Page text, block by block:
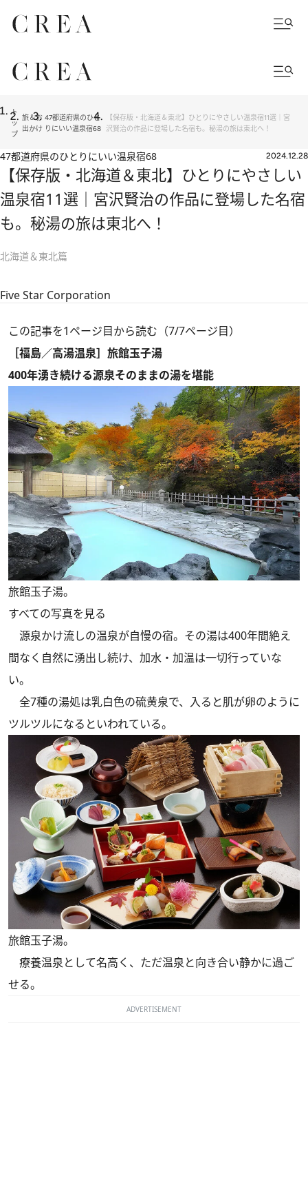
ト
ッ
プ
旅＆お
出かけ
47都道府県のひと
りにいい温泉宿68
【保存版・北海道＆東北】ひとりにやさしい温泉宿11選｜宮
沢賢治の作品に登場した名宿も。秘湯の旅は東北へ！
47都道府県のひとりにいい温泉宿68 2024.12.28
【保存版・北海道＆東北】ひとりにやさしい
温泉宿11選｜宮沢賢治の作品に登場した名宿
も。秘湯の旅は東北へ！
北海道＆東北篇
Five Star Corporation
この記事を1ページ目から読む（7/7ページ目）
［福島／高湯温泉］旅館玉子湯
400年湧き続ける源泉そのままの湯を堪能
旅館玉子湯。
すべての写真を見る
源泉かけ流しの温泉が自慢の宿。その湯は400年間絶え
間なく自然に湧出し続け、加水・加温は一切行っていな
い。
全7種の湯処は乳白色の硫黄泉で、入ると肌が卵のように
ツルツルになるといわれている。
旅館玉子湯。
療養温泉として名高く、ただ温泉と向き合い静かに過ご
せる。
ADVERTISEMENT